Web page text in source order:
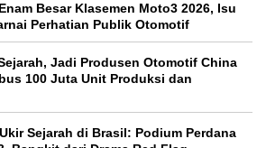
Besar Klasemen Moto3 2026, Isu
Perhatian Publik Otomotif
Jadi Produsen Otomotif China
100 Juta Unit Produksi dan
Sejarah di Brasil: Podium Perdana